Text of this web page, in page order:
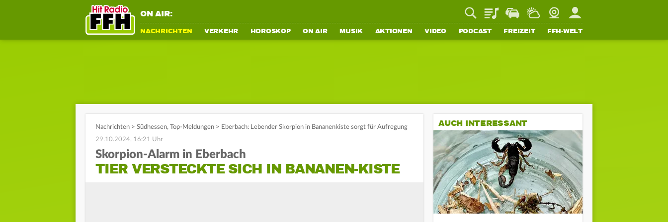
ON AIR: PlaylistStaupilotWetterWebcamMein FFH
NACHRICHTEN VERKEHR HOROSKOP ON AIR MUSIK AKTIONEN VIDEO PODCAST FREIZEIT FFH-WELT
Nachrichten > Südhessen, Top-Meldungen > Eberbach: Lebender Skorpion in Bananenkiste sorgt für Aufregung
29.10.2024, 16:21 Uhr
Skorpion-Alarm in Eberbach
TIER VERSTECKTE SICH IN BANANEN-KISTE
AUCH INTERESSANT